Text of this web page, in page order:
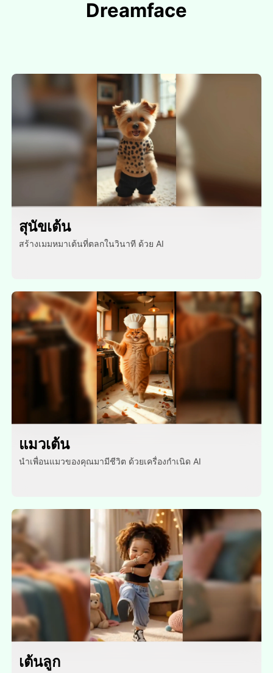
Dreamface
สุนัขเต้น
สร้างเมมหมาเต้นที่ตลกในวินาที ด้วย AI
แมวเต้น
นําเพื่อนแมวของคุณมามีชีวิต ด้วยเครื่องกําเนิด AI
เต้นลูก